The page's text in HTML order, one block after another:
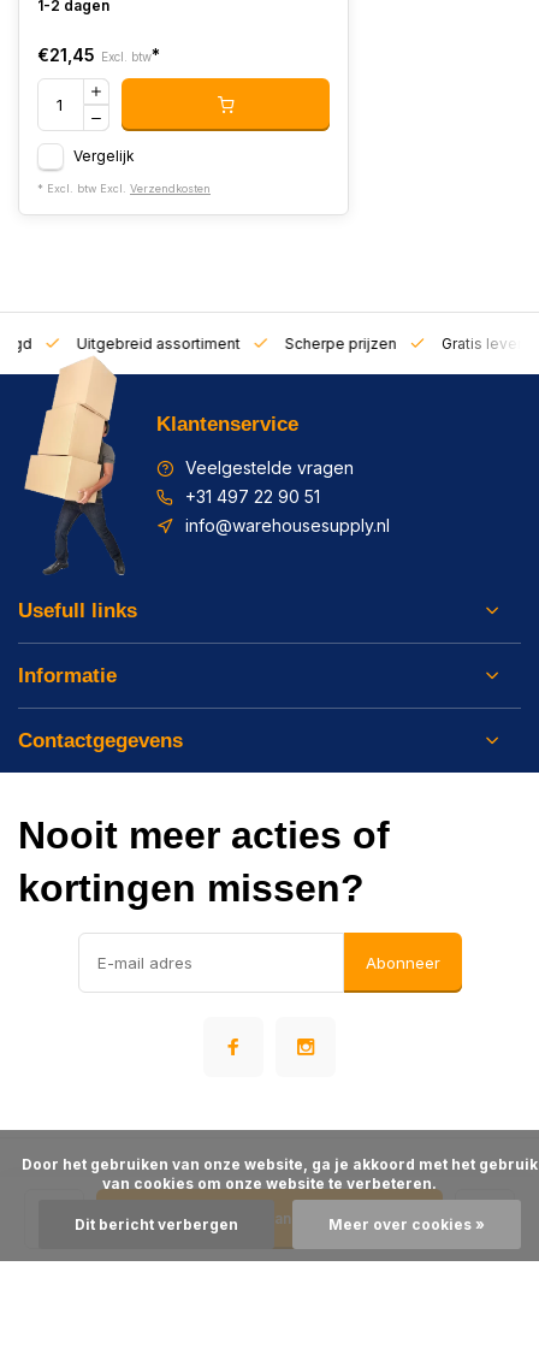
Toevoegen aan winkelwagen
1-2 dagen
€21,45 Excl. btw*
Vergelijk
* Excl. btw Excl. Verzendkosten
Uitgebreid assortiment Scherpe prijzen Gratis
Klantenservice
Veelgestelde vragen
+31 497 22 90 51
info@warehousesupply.nl
Usefull links
Informatie
Contactgegevens
Nooit meer acties of
kortingen missen?
Abonneer
Algemene voorwaarden Disclaimer Privacy Policy Sitemap
© Warehousesupply- Theme made byWebdinge
van cookies om onze website te verbeteren.
Dit bericht verbergen Meer over cookies »